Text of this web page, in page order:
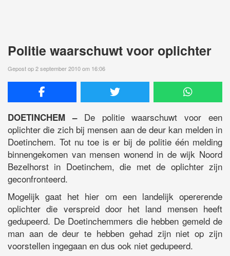
Politie waarschuwt voor oplichter
Gepost op 2 september 2010 om 16:06
DOETINCHEM –De politie waarschuwt voor een
oplichter die zich bij mensen aan de deur kan melden in
Doetinchem. Tot nu toe is er bij de politie één melding
binnengekomen van mensen wonend in de wijk Noord
Bezelhorst in Doetinchem, die met de oplichter zijn
geconfronteerd.
Mogelijk gaat het hier om een landelijk opererende
oplichter die verspreid door het land mensen heeft
gedupeerd. De Doetinchemmers die hebben gemeld de
man aan de deur te hebben gehad zijn niet op zijn
voorstellen ingegaan en dus ook niet gedupeerd.